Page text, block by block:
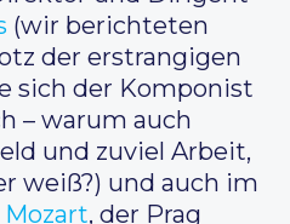
(wir berichteten
der erstrangigen
sich der Komponist
– warum auch
und zuviel Arbeit,
weiß?) und auch im
Mozart, der Prag